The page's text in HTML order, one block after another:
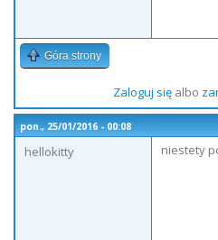
Góra strony
Zaloguj sięalbo
pon., 25/01/2016 - 00:08
hellokitty
niestety